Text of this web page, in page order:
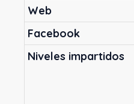
Web
Facebook
Niveles impartidos